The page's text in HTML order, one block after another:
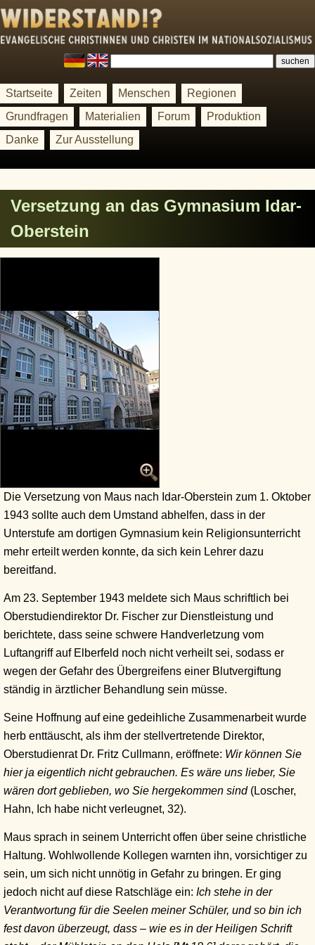
Startseite Zeiten Menschen
Regionen
Grundfragen
Materialien Forum
Produktion
Danke
Zur Ausstellung
Versetzung an das Gymnasium Idar-
Oberstein
Die Versetzung von Maus nach Idar-Oberstein zum 1. Oktober
1943 sollte auch dem Umstand abhelfen, dass in der
Unterstufe am dortigen Gymnasium kein Religionsunterricht
mehr erteilt werden konnte, da sich kein Lehrer dazu
bereitfand.
Am 23. September 1943 meldete sich Maus schriftlich bei
Oberstudiendirektor Dr. Fischer zur Dienstleistung und
berichtete, dass seine schwere Handverletzung vom
Luftangriff auf Elberfeld noch nicht verheilt sei, sodass er
wegen der Gefahr des Übergreifens einer Blutvergiftung
ständig in ärztlicher Behandlung sein müsse.
Seine Hoffnung auf eine gedeihliche Zusammenarbeit wurde
herb enttäuscht, als ihm der stellvertretende Direktor,
Oberstudienrat Dr. Fritz Cullmann, eröffnete: Wir können Sie
hier ja eigentlich nicht gebrauchen. Es wäre uns lieber, Sie
wären dort geblieben, wo Sie hergekommen sind(Loscher,
Hahn, Ich habe nicht verleugnet, 32).
Maus sprach in seinem Unterricht offen über seine christliche
Haltung. Wohlwollende Kollegen warnten ihn, vorsichtiger zu
sein, um sich nicht unnötig in Gefahr zu bringen. Er ging
jedoch nicht auf diese Ratschläge ein: Ich stehe in der
Verantwortung für die Seelen meiner Schüler, und so bin ich
fest davon überzeugt, dass – wie es in der Heiligen Schrift